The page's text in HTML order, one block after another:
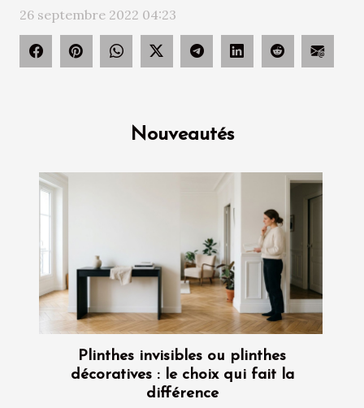
26 septembre 2022 04:23
Nouveautés
Plinthes invisibles ou plinthes
décoratives : le choix qui fait la
différence